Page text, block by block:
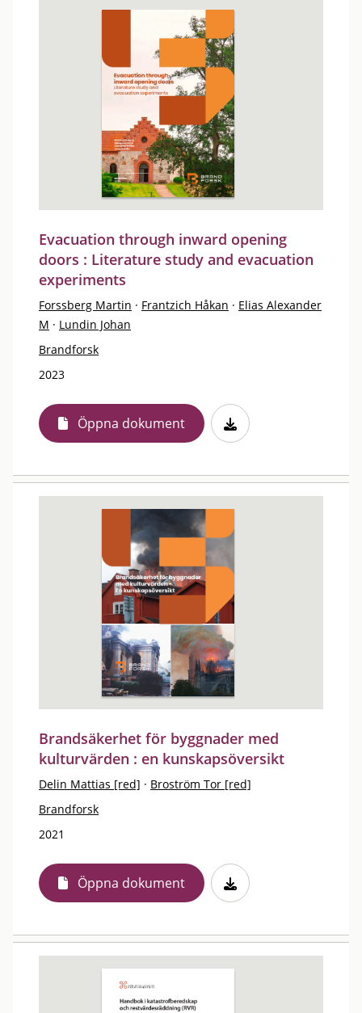
Evacuation through inward opening
doors : Literature study and evacuation
experiments
Forssberg Martin · Frantzich Håkan · Elias Alexander
M · Lundin Johan
Brandforsk
2023
Öppna dokument
Brandsäkerhet för byggnader med
kulturvärden : en kunskapsöversikt
Delin Mattias [red] · Broström Tor [red]
Brandforsk
2021
Öppna dokument